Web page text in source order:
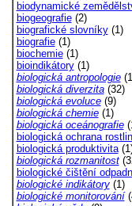
biodynamické
biogeografie(2)
biografické slovníky(1)
biografie(1)
biochemie(1)
bioindikátory(1)
biologická antropologie
biologická diverzita(32)
biologická evoluce(9)
biologická chemie(1)
biologická oceánografie
biologická ochrana rostlin
biologická produktivita
biologická rozmanitost
biologické čištění
biologické indikátory(1)
biologické monitorování